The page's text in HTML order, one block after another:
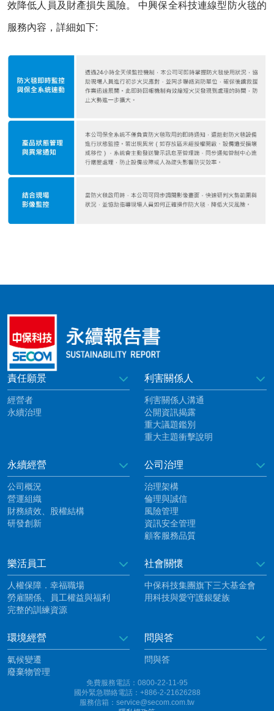
效降低人員及財產損失風險。 中興保全科技連線型防火毯的
服務內容，詳細如下:
責任願景
經營者
永續治理
利害關係人
利害關係人溝通
公開資訊揭露
重大議題鑑別
重大主題衝擊說明
永續經營
公司概況
營運組織
財務績效、股權結構
研發創新
公司治理
治理架構
倫理與誠信
風險管理
資訊安全管理
顧客服務品質
樂活員工
人權保障．幸福職場
勞雇關係、員工權益與福利
完整的訓練資源
社會關懷
中保科技集團旗下三大基金會
用科技與愛守護銀髮族
環境經營
氣候變遷
廢棄物管理
問與答
問與答
免費服務電話：0800-22-11-95
國外緊急聯絡電話：+886-2-21626288
服務信箱：service@secom.com.tw